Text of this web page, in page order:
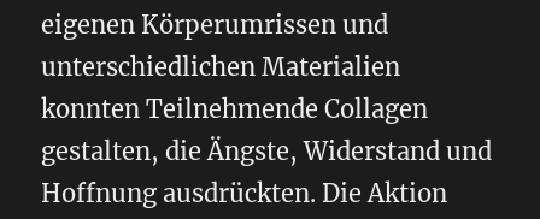
eigenen Körperumrissen und
unterschiedlichen Materialien
konnten Teilnehmende Collagen
gestalten, die Ängste, Widerstand und
Hoffnung ausdrückten. Die Aktion